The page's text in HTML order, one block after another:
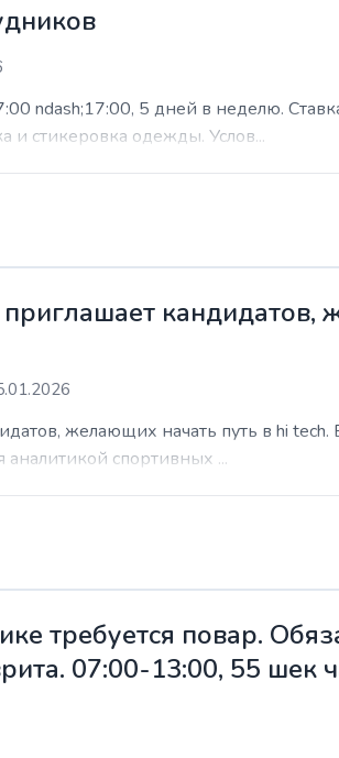
ndash;17:00, 5 дней в неделю.
и стикеровка одежды. Услов...
кандидатов,
желающих начать путь в hi
спортивных ...
требуется повар.
07:00-13:00, 55 шек